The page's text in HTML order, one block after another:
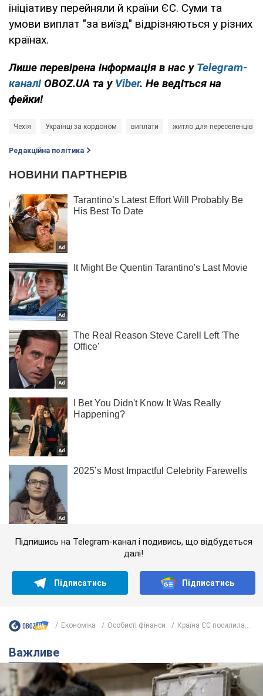
ініціативу перейняли й країни ЄС. Суми та
умови виплат "за виїзд" відрізняються у різних
країнах.
Лише перевірена інформація в нас у Telegram-
каналі OBOZ.UA та у Viber. Не ведіться на
фейки!
Чехія Українці за кордоном виплати житло для переселенців
Редакційна політика
Підпишись на Telegram-канал і подивись, що відбудеться
далі!
Підписатись Підписатись
Економіка Особисті фінанси Країна ЄС посилила...
Важливе